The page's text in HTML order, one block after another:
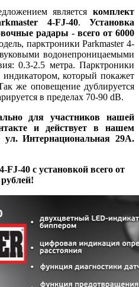
является комплект
4-FJ-40. Установка
радары - всего от 6000
парктроники Parkmaster 4-
водонепроницаемыми
0.3-2.5 метра. Парктроники
который покажет
же оповещение дублируется
в пределах 70-90 dB.
для участников нашей
и действует в нашем
Интернациональная 29А.
40 с установкой всего от